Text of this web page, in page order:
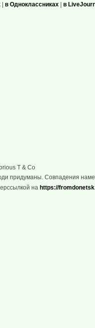
| в Одноклассниках | в
T & Co
придуманы. Совпадения
на https://